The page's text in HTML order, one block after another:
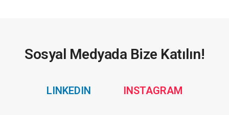
Sosyal Medyada Bize Katılın!
LINKEDINSocial INSTAGRAMSocial